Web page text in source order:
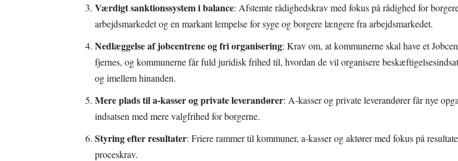
Værdigt sanktionssystem i balance: Afstemte rådighedskrav med fokus på rådighed for
arbejdsmarkedet og en markant lempelse for syge og borgere længere fra arbejdsmarkedet.
Nedlæggelse af jobcentrene og fri organisering: Krav om, at kommunerne skal have et
fjernes, og kommunerne får fuld juridisk frihed til, hvordan de vil organisere
og imellem hinanden.
Mere plads til a-kasser og private leverandører: A-kasser og private leverandører får nye
indsatsen med mere valgfrihed for borgerne.
Styring efter resultater: Friere rammer til kommuner, a-kasser og aktører med fokus på
proceskrav.